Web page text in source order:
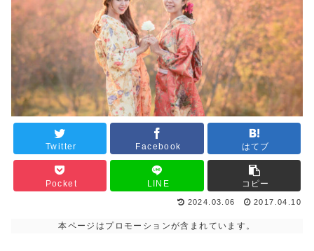
Twitter Facebook はてブ
Pocket LINE コピー
2024.03.06 2017.04.10
本ページはプロモーションが含まれています。